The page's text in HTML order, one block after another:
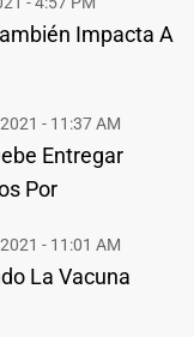
Impacta A
- 11:37 AM
Entregar
Por
- 11:01 AM
La Vacuna